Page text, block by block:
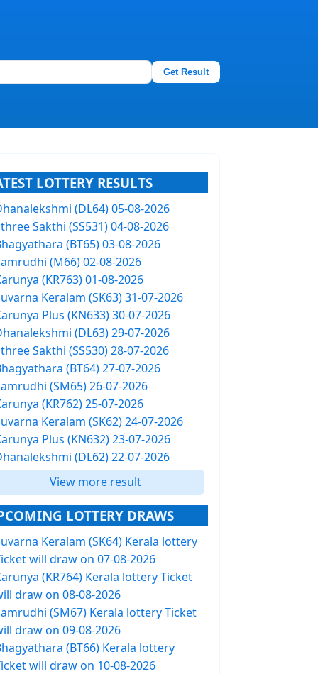
Get Result
LOTTERY RESULTS
(DL64) 05-08-2026
Sakthi (SS531) 04-08-2026
(BT65) 03-08-2026
(M66) 02-08-2026
(KR763) 01-08-2026
Keralam (SK63) 31-07-2026
Plus (KN633) 30-07-2026
(DL63) 29-07-2026
Sakthi (SS530) 28-07-2026
(BT64) 27-07-2026
(SM65) 26-07-2026
(KR762) 25-07-2026
Keralam (SK62) 24-07-2026
Plus (KN632) 23-07-2026
(DL62) 22-07-2026
View more result
LOTTERY DRAWS
Keralam (SK64) Kerala lottery
will draw on 07-08-2026
(KR764) Kerala lottery Ticket
draw on 08-08-2026
(SM67) Kerala lottery Ticket
draw on 09-08-2026
(BT66) Kerala lottery
will draw on 10-08-2026